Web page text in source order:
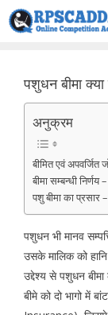
Skip
to
पशुधन बीमा
अनुक्रम
बीमित एवं अपवर्जित
बीमा सम्बन्धी निर्णय –
पशु बीमा का प्रसार –
पशुधन भी मानव
उसके मालिक को हानि
उद्देश्य से पशुधन
बीमे को दो भागो में